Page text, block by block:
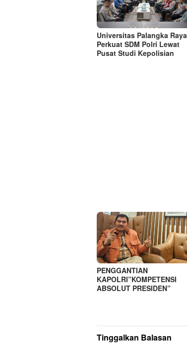
Universitas Palangka Raya
Perkuat SDM Polri Lewat
Pusat Studi Kepolisian
PENGGANTIAN
KAPOLRI”KOMPETENSI
ABSOLUT PRESIDEN”
Tinggalkan Balasan